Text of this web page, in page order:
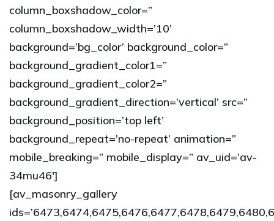
column_boxshadow_color=”
column_boxshadow_width=’10’
background=’bg_color’ background_color=”
background_gradient_color1=”
background_gradient_color2=”
background_gradient_direction=’vertical’ src=”
background_position=’top left’
background_repeat=’no-repeat’ animation=”
mobile_breaking=” mobile_display=” av_uid=’av-
34mu46′]
[av_masonry_gallery